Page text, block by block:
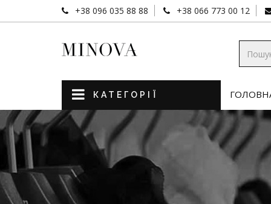
+38 096 035 88 88 +38 066 773 00 12
КАТЕГОРІЇ